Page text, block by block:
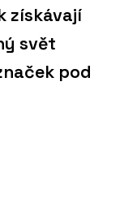
získávají
svět
pod